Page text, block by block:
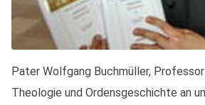
Pater Wolfgang Buchmüller,
Theologie und Ordensgeschichte an